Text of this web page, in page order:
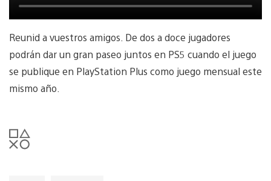
Reunid a vuestros amigos. De dos a doce jugadores
podrán dar un gran paseo juntos en PS5 cuando el juego
se publique en PlayStation Plus como juego mensual este
mismo año.